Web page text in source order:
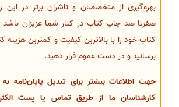
بهره‌گیری از متخصصان و ناشران برتر در این
کتاب خود را با بالاترین کیفیت و کمترین
برسانید و در دست عموم قرار دهید.
جهت اطلاعات بیشتر برای تبدیل پایان‌نامه
کارشناسان ما از طریق تماس یا پست